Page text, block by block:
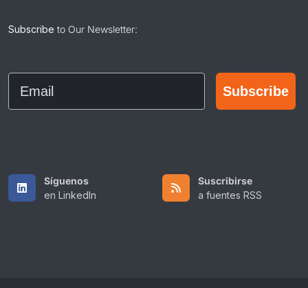
Subscribe to Our Newsletter:
Email
Subscribe
Síguenos
en LinkedIn
Suscribirse
a fuentes RSS